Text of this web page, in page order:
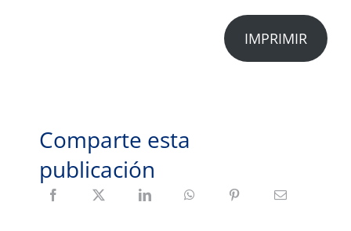
IMPRIMIR
Comparte esta
publicación